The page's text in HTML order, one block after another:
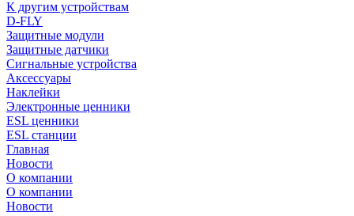
К другим устройствам
D-FLY
Защитные модули
Защитные датчики
Сигнальные устройства
Аксессуары
Наклейки
Электронные ценники
ESL ценники
ESL станции
Главная
Новости
О компании
О компании
Новости